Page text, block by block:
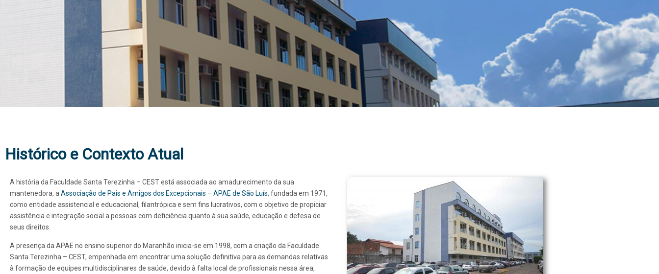
INSTITUIÇÃO
Centro Universitário
- CEST
Histórico e Contexto Atual
A história da Faculdade Santa Terezinha – CEST está associada ao amadurecimento da sua
mantenedora, a Associação de Pais e Amigos dos Excepcionais – APAE de São Luís, fundada em 1971,
como entidade assistencial e educacional, filantrópica e sem fins lucrativos, com o objetivo de propiciar
assistência e integração social a pessoas com deficiência quanto à sua saúde, educação e defesa de
seus direitos.
A presença da APAE no ensino superior do Maranhão inicia-se em 1998, com a criação da Faculdade
Santa Terezinha – CEST, empenhada em encontrar uma solução definitiva para as demandas relativas
à formação de equipes multidisciplinares de saúde, devido à falta local de profissionais nessa área,